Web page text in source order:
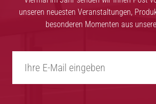
unseren neuesten Veranstaltungen,
besonderen Momenten aus